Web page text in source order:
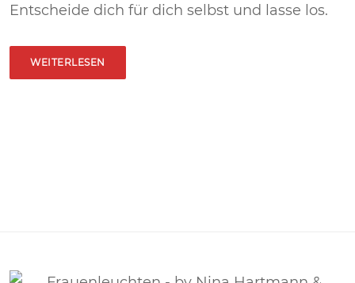
Entscheide dich für dich selbst und lasse los.
WEITERLESEN